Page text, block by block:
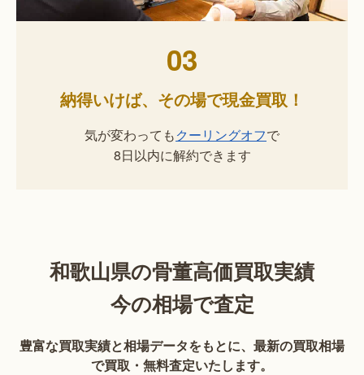
03
納得いけば、その場で現金買取！
気が変わってもクーリングオフで
8日以内に解約できます
和歌山県の骨董高価買取実績
今の相場で査定
豊富な買取実績と相場データをもとに、最新の買取相場
で買取・無料査定いたします。